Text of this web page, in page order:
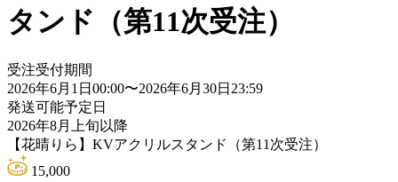
タンド（第11次受注）
受注受付期間
2026年6月1日00:00〜2026年6月30日23:59
発送可能予定日
2026年8月上旬以降
【花晴りら】KVアクリルスタンド（第11次受注）
15,000